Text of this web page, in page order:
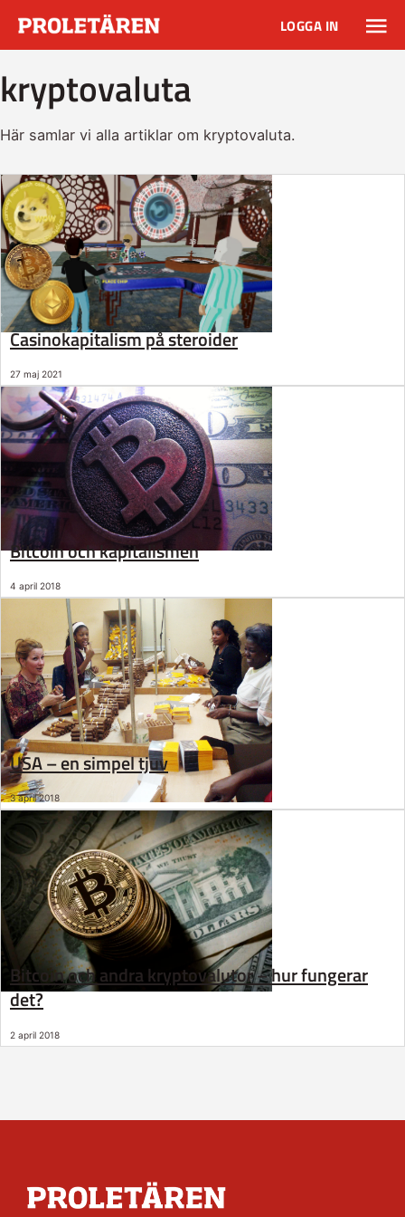
LOGGA IN
kryptovaluta
Här samlar vi alla artiklar om kryptovaluta.
Casinokapitalism på steroider
27 maj 2021
Bitcoin och kapitalismen
4 april 2018
USA – en simpel tjuv
3 april 2018
Bitcoin och andra kryptovalutor – hur fungerar
det?
2 april 2018